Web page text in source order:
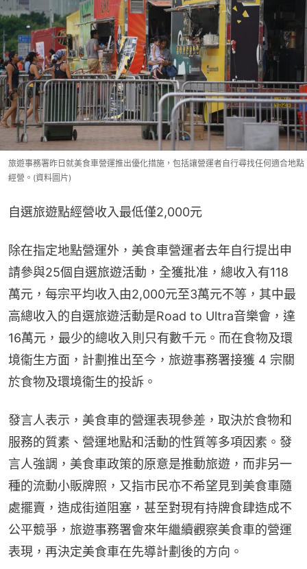
旅遊事務署昨日就美食車營運推出優化措施，包括讓營運者自行尋找任何適合地點
經營。(資料圖片)
自選旅遊點經營收入最低僅2,000元
除在指定地點營運外，美食車營運者去年自行提出申
請參與25個自選旅遊活動，全獲批准，總收入有118
萬元，每宗平均收入由2,000元至3萬元不等，其中最
高總收入的自選旅遊活動是Road to Ultra音樂會，達
16萬元，最少的總收入則只有數千元。而在食物及環
境衞生方面，計劃推出至今，旅遊事務署接獲 4 宗關
於食物及環境衞生的投訴。
發言人表示，美食車的營運表現參差，取決於食物和
服務的質素、營運地點和活動的性質等多項因素。發
言人強調，美食車政策的原意是推動旅遊，而非另一
種的流動小販牌照，又指市民亦不希望見到美食車隨
處擺賣，造成街道阻塞，甚至對現有持牌食肆造成不
公平競爭，旅遊事務署會來年繼續觀察美食車的營運
表現，再決定美食車在先導計劃後的方向。